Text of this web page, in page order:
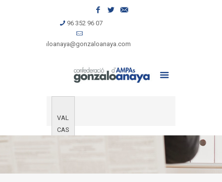
96 352 96 07
gonzaloanaya@gonzaloanaya.com
VAL
CAS